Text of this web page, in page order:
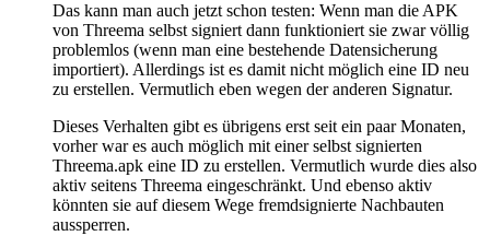
Das kann man auch jetzt schon testen: Wenn man die APK
von Threema selbst signiert dann funktioniert sie zwar völlig
problemlos (wenn man eine bestehende Datensicherung
importiert). Allerdings ist es damit nicht möglich eine ID neu
zu erstellen. Vermutlich eben wegen der anderen Signatur.
Dieses Verhalten gibt es übrigens erst seit ein paar Monaten,
vorher war es auch möglich mit einer selbst signierten
Threema.apk eine ID zu erstellen. Vermutlich wurde dies also
aktiv seitens Threema eingeschränkt. Und ebenso aktiv
könnten sie auf diesem Wege fremdsignierte Nachbauten
aussperren.